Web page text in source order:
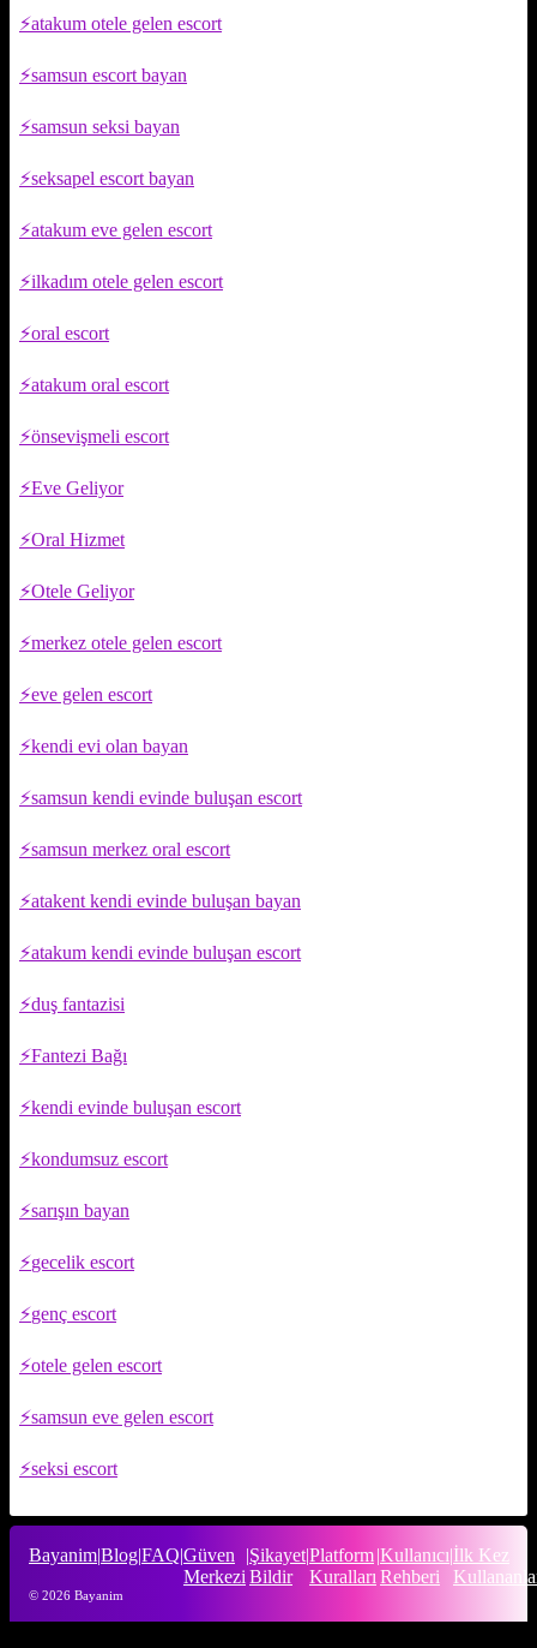
atakum otele gelen escort
samsun escort bayan
samsun seksi bayan
seksapel escort bayan
atakum eve gelen escort
ilkadım otele gelen escort
oral escort
atakum oral escort
önsevişmeli escort
Eve Geliyor
Oral Hizmet
Otele Geliyor
merkez otele gelen escort
eve gelen escort
kendi evi olan bayan
samsun kendi evinde buluşan escort
samsun merkez oral escort
atakent kendi evinde buluşan bayan
atakum kendi evinde buluşan escort
duş fantazisi
Fantezi Bağı
kendi evinde buluşan escort
kondumsuz escort
sarışın bayan
gecelik escort
genç escort
otele gelen escort
samsun eve gelen escort
seksi escort
Bayanim|Blog|FAQ|Güven
Merkezi
|Şikayet
Bildir
|Platform
Kuralları
|Kullanıcı
Rehberi
|İlk Kez
© 2026 Bayanim